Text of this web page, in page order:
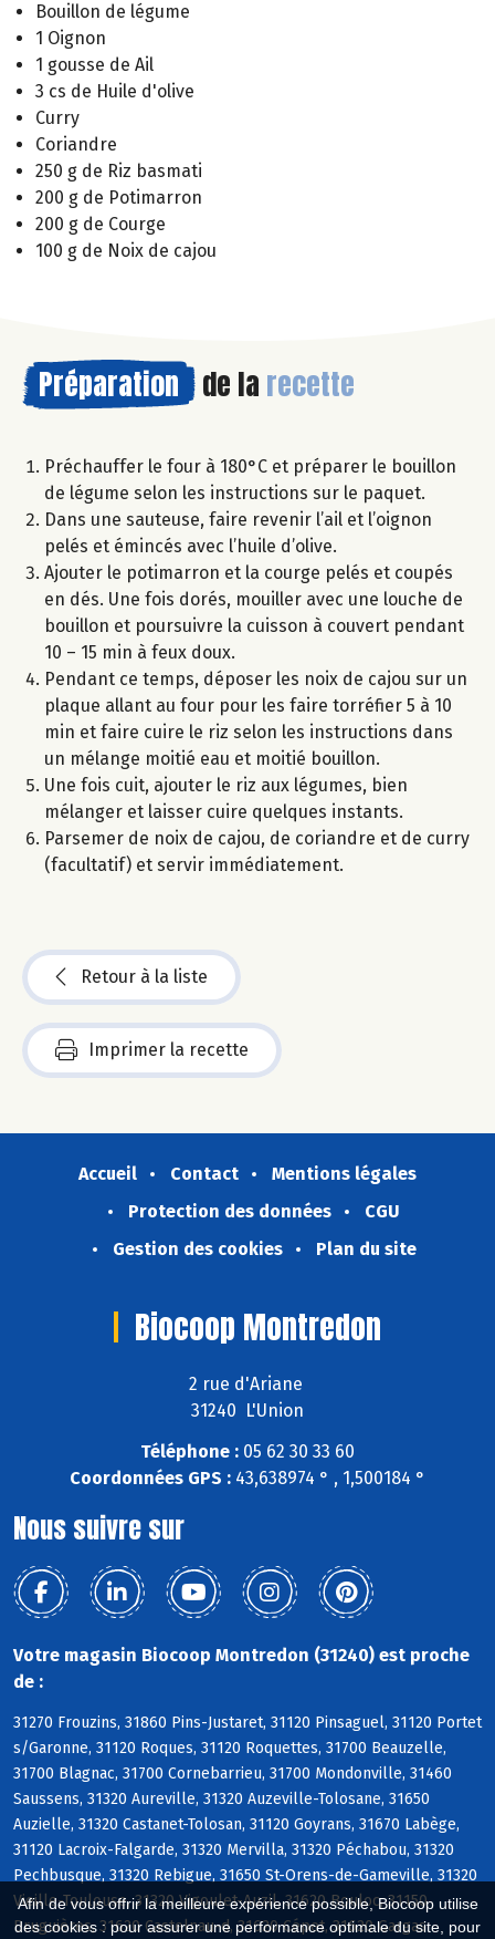
Afin de vous offrir la meilleure expérience possible, Biocoop utilise
des cookies : pour assurer une performance optimale du site, pour
Bouillon de légume
1 Oignon
1 gousse de Ail
3 cs de Huile d'olive
Curry
Coriandre
250 g de Riz basmati
200 g de Potimarron
200 g de Courge
100 g de Noix de cajou
Préparation de la recette
Préchauffer le four à 180°C et préparer le bouillon
de légume selon les instructions sur le paquet.
Dans une sauteuse, faire revenir l’ail et l’oignon
pelés et émincés avec l’huile d’olive.
Ajouter le potimarron et la courge pelés et coupés
en dés. Une fois dorés, mouiller avec une louche de
bouillon et poursuivre la cuisson à couvert pendant
10 – 15 min à feux doux.
Pendant ce temps, déposer les noix de cajou sur un
plaque allant au four pour les faire torréfier 5 à 10
min et faire cuire le riz selon les instructions dans
un mélange moitié eau et moitié bouillon.
Une fois cuit, ajouter le riz aux légumes, bien
mélanger et laisser cuire quelques instants.
Parsemer de noix de cajou, de coriandre et de curry
(facultatif) et servir immédiatement.
Retour à la liste
Imprimer la recette
Accueil Contact
Mentions légales
Protection des données
CGU
Gestion des cookies
Plan du site
Biocoop Montredon
2 rue d'Ariane
31240 L'Union
Téléphone : 05 62 30 33 60
Coordonnées GPS : 43,638974 ° , 1,500184 °
Nous suivre sur
Votre magasin Biocoop Montredon (31240) est proche
de :
31270 Frouzins, 31860 Pins-Justaret, 31120 Pinsaguel, 31120 Portet
s/Garonne, 31120 Roques, 31120 Roquettes, 31700 Beauzelle,
31700 Blagnac, 31700 Cornebarrieu, 31700 Mondonville, 31460
Saussens, 31320 Aureville, 31320 Auzeville-Tolosane, 31650
Auzielle, 31320 Castanet-Tolosan, 31120 Goyrans, 31670 Labège,
31120 Lacroix-Falgarde, 31320 Mervilla, 31320 Péchabou, 31320
Pechbusque, 31320 Rebigue, 31650 St-Orens-de-Gameville, 31320
Vieille-Toulouse, 31320 Vigoulet-Auzil, 31620 Bouloc, 31150
Bruguières, 31620 Castelnau-d, 31620 Cépet, 31620 Gargas